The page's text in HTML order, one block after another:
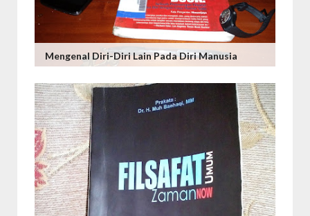
Mengenal Diri-Diri Lain Pada Diri Manusia